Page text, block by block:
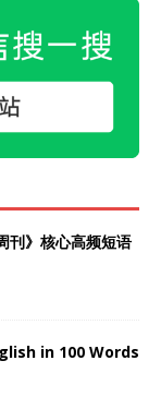
刊》核心高频短语
in 100 Words